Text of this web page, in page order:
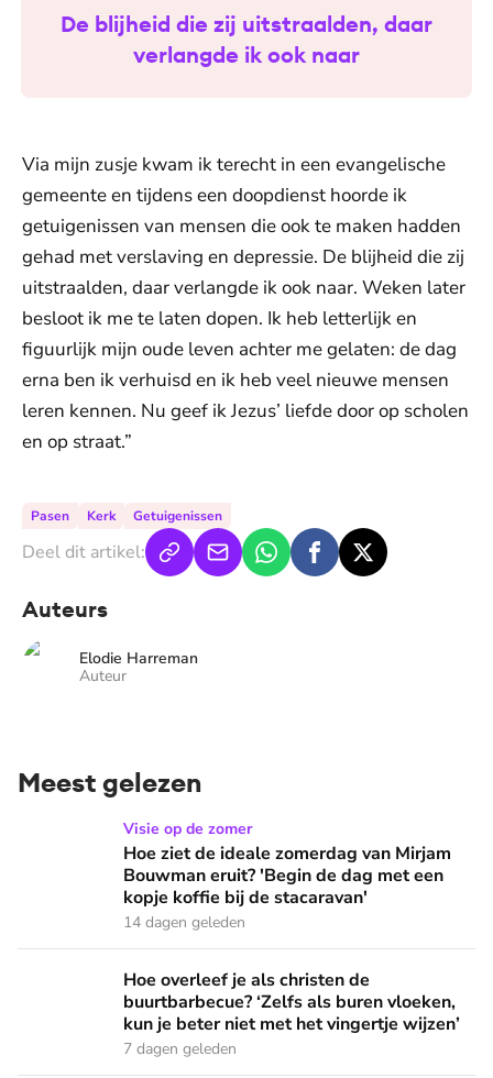
De blijheid die zij uitstraalden, daar
verlangde ik ook naar
Via mijn zusje kwam ik terecht in een evangelische
gemeente en tijdens een doopdienst hoorde ik
getuigenissen van mensen die ook te maken hadden
gehad met verslaving en depressie. De blijheid die zij
uitstraalden, daar verlangde ik ook naar. Weken later
besloot ik me te laten dopen. Ik heb letterlijk en
figuurlijk mijn oude leven achter me gelaten: de dag
erna ben ik verhuisd en ik heb veel nieuwe mensen
leren kennen. Nu geef ik Jezus’ liefde door op scholen
en op straat.”
Pasen Kerk Getuigenissen
Deel dit artikel:
Auteurs
Elodie Harreman
Auteur
Meest gelezen
Hoe ziet de ideale zomerdag van Mirjam Bouwman eruit?
Visie op de zomer
Hoe ziet de ideale zomerdag van Mirjam
Bouwman eruit? 'Begin de dag met een
kopje koffie bij de stacaravan'
14 dagen geleden
Hoe overleef je als christen de buurtbarbecue? ‘Zelfs als
Hoe overleef je als christen de
buurtbarbecue? ‘Zelfs als buren vloeken,
kun je beter niet met het vingertje wijzen’
7 dagen geleden